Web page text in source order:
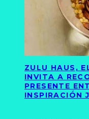
ZULU HAUS,
INVITA A
PRESENTE
INSPIRACIÓN